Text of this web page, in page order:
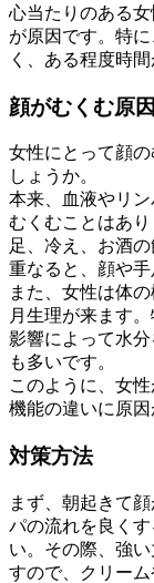
心当たりのある
が原因です。特
く、ある程度時
顔がむくむ原因
女性にとって顔
しょうか。
本来、血液やリ
むくむことはあ
足、冷え、お酒
重なると、顔や手
また、女性は体
月生理が来ます
影響によって水
も多いです。
このように、女
機能の違いに原因
対策方法
まず、朝起きて
パの流れを良く
い。その際、強
すので、クリー